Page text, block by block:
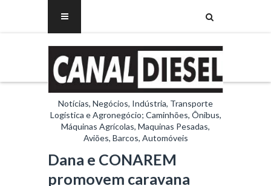
Notícias, Negócios, Indústria, Transporte
Logística e Agronegócio; Caminhões, Ônibus,
Máquinas Agrícolas, Maquinas Pesadas,
Aviões, Barcos, Automóveis
Dana e CONAREM
promovem caravana